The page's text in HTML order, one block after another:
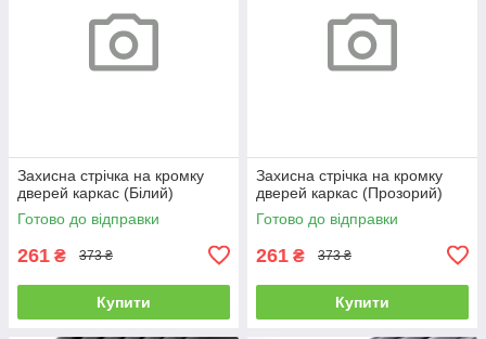
Захисна стрічка на кромку
дверей каркас (Білий)
Готово до відправки
261 ₴ 373 ₴
Купити
Захисна стрічка на кромку
дверей каркас (Прозорий)
Готово до відправки
261 ₴ 373 ₴
Купити